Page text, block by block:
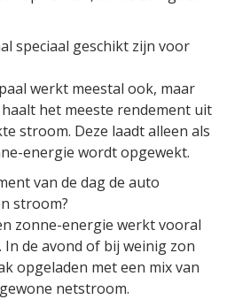
speciaal geschikt zijn voor
werkt meestal ook, maar
het meeste rendement uit
stroom. Deze laadt alleen als
energie wordt opgewekt.
van de dag de auto
stroom?
zonne-energie werkt vooral
In de avond of bij weinig zon
opgeladen met een mix van
netstroom.